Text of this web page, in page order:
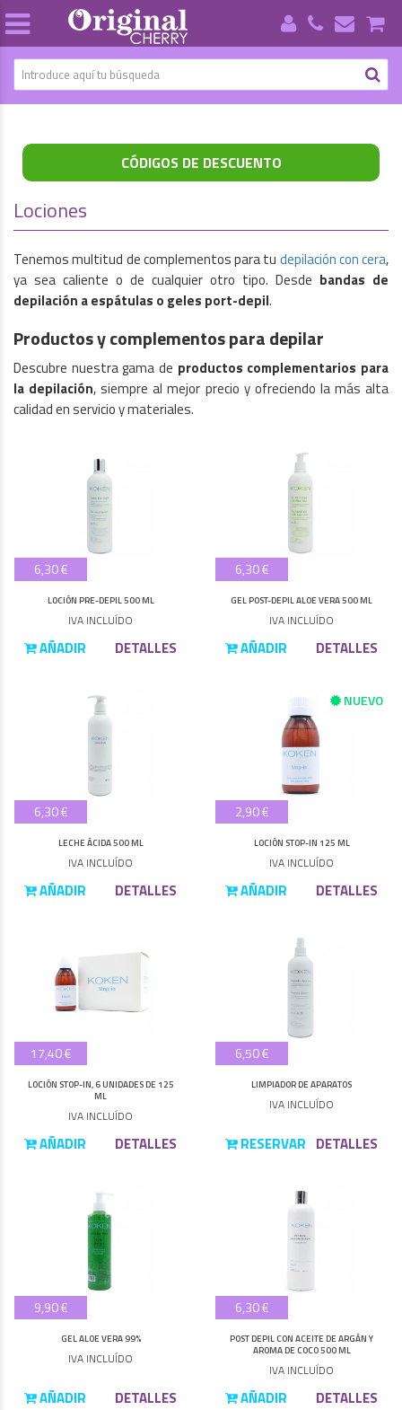
CÓDIGOS DE DESCUENTO
Lociones
Tenemos multitud de complementos para tu depilación con cera,
ya sea caliente o de cualquier otro tipo. Desde bandas de
depilación a espátulas o geles port-depil.
Productos y complementos para depilar
Descubre nuestra gama de productos complementarios para
la depilación, siempre al mejor precio y ofreciendo la más alta
calidad en servicio y materiales.
6,30 €
LOCIÓN PRE-DEPIL 500 ML
IVA INCLUÍDO
AÑADIR DETALLES
6,30 €
GEL POST-DEPIL ALOE VERA 500 ML
IVA INCLUÍDO
AÑADIR DETALLES
6,30 €
LECHE ÁCIDA 500 ML
IVA INCLUÍDO
AÑADIR DETALLES
NUEVO
2,90 €
LOCIÓN STOP-IN 125 ML
IVA INCLUÍDO
AÑADIR DETALLES
17,40 €
LOCIÓN STOP-IN, 6 UNIDADES DE 125
ML
IVA INCLUÍDO
AÑADIR DETALLES
6,50 €
LIMPIADOR DE APARATOS
IVA INCLUÍDO
RESERVAR DETALLES
9,90 €
GEL ALOE VERA 99%
IVA INCLUÍDO
AÑADIR DETALLES
6,30 €
POST DEPIL CON ACEITE DE ARGÁN Y
AROMA DE COCO 500 ML
IVA INCLUÍDO
AÑADIR DETALLES